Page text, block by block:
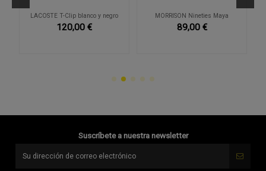
LACOSTE T-Clip blanco y negro
120,00 €
MORRISON Nineties Maya
89,00 €
Suscríbete a nuestra newsletter